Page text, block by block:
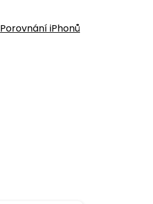
Porovnání iPhonů